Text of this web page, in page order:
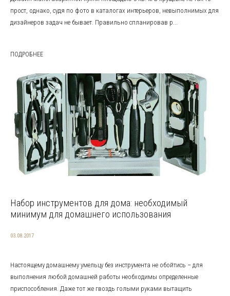
прост, однако, судя по фото в каталогах интерьеров, невыполнимых для
дизайнеров задач не бывает. Правильно спланировав р...
ПОДРОБНЕЕ
Набор инструментов для дома: необходимый
минимум для домашнего использования
03.08.2017
Настоящему домашнему умельцу без инструмента не обойтись – для
выполнения любой домашней работы необходимы определенные
приспособления. Даже тот же гвоздь голыми руками вытащить